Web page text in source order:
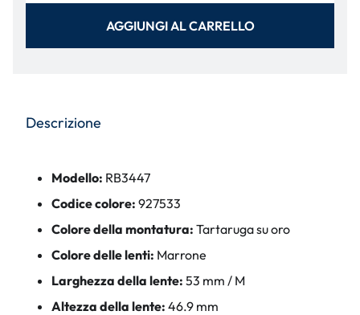
AGGIUNGI AL CARRELLO
Descrizione
Modello: RB3447
Codice colore: 927533
Colore della montatura: Tartaruga su oro
Colore delle lenti: Marrone
Larghezza della lente: 53 mm / M
Altezza della lente: 46.9 mm